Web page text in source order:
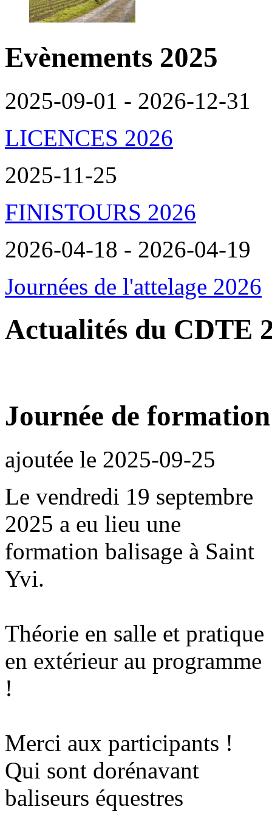
Evènements 2025
2025-09-01 - 2026-12-31
LICENCES 2026
2025-11-25
FINISTOURS 2026
2026-04-18 - 2026-04-19
Journées de l'attelage 2026
Actualités du CDTE
Journée de
ajoutée le 2025-09-25
Le vendredi 19 septembre
2025 a eu lieu une
formation balisage à Saint
Yvi.
Théorie en salle et pratique
en extérieur au programme
!
Merci aux participants !
Qui sont dorénavant
baliseurs équestres